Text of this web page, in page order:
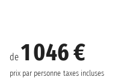
de 1 046 €
prix par personne taxes incluses